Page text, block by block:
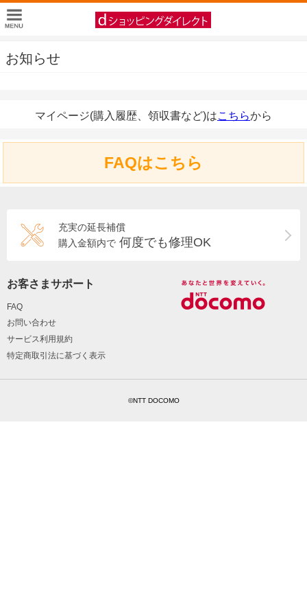
お知らせ
マイページ(購入履歴、領収書など)はこちらから
FAQはこちら
充実の延長補償
購入金額内で 何度でも修理OK
お客さまサポート
FAQ
お問い合わせ
サービス利用規約
特定商取引法に基づく表示
©NTT DOCOMO